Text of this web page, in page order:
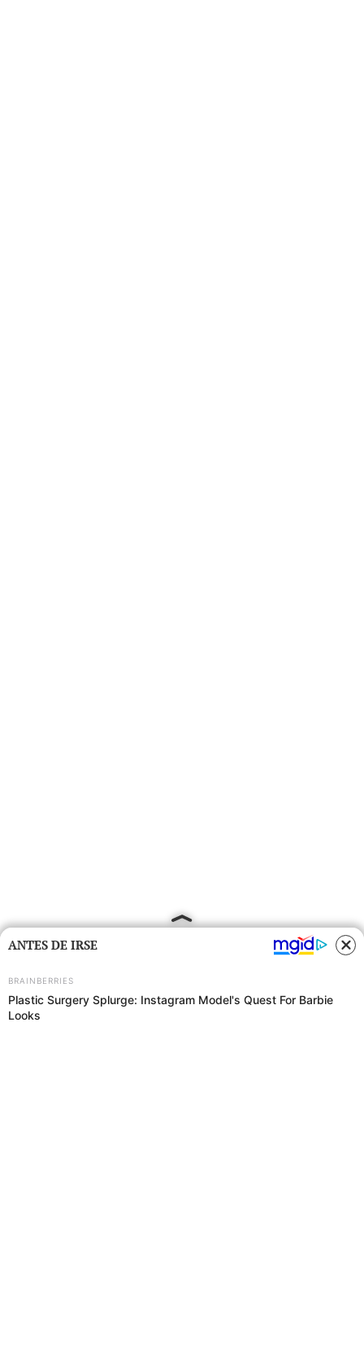
ANTES DE IRSE